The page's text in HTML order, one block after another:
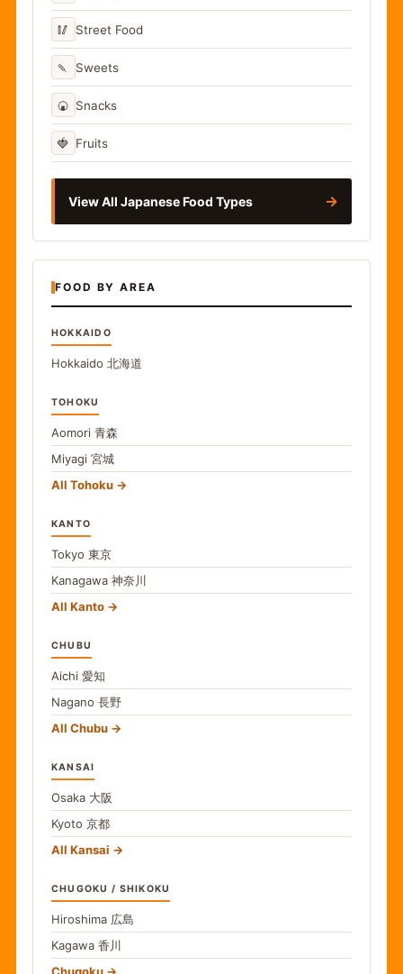
🥢 Street Food
🍡 Sweets
🍘 Snacks
🍓 Fruits
View All Japanese Food Types →
FOOD BY AREA
HOKKAIDO
Hokkaido 北海道
TOHOKU
Aomori 青森
Miyagi 宮城
All Tohoku
KANTO
Tokyo 東京
Kanagawa 神奈川
All Kanto
CHUBU
Aichi 愛知
Nagano 長野
All Chubu
KANSAI
Osaka 大阪
Kyoto 京都
All Kansai
CHUGOKU / SHIKOKU
Hiroshima 広島
Kagawa 香川